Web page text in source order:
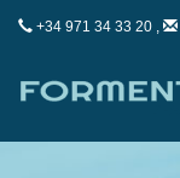
+34 971 34 33 20 ,